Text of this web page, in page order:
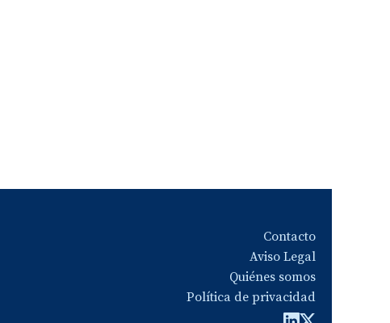
Contacto
Aviso Legal
Quiénes somos
Política de privacidad